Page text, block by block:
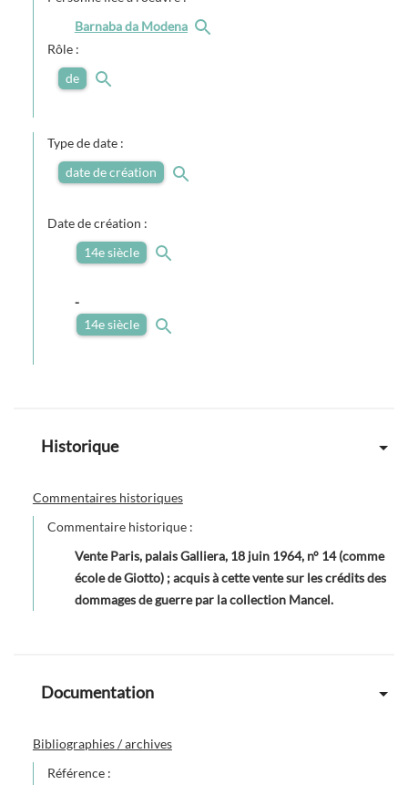
Barnaba da Modena
Rôle :
de
Type de date :
date de création
Date de création :
14e siècle
-
14e siècle
Historique
Commentaires historiques
Commentaire historique :
Vente Paris, palais Galliera, 18 juin 1964, n° 14 (comme
école de Giotto) ; acquis à cette vente sur les crédits des
dommages de guerre par la collection Mancel.
Documentation
Bibliographies / archives
Référence :